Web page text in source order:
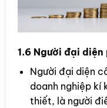
1.6 Người đại
Người đại diện
doanh nghiệp
thiết, là người